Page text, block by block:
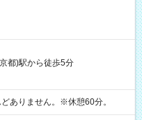
都)駅から徒歩5分
ありません。※休憩60分。